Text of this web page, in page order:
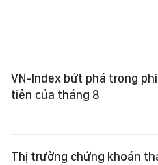
VN-Index bứt phá trong
tiên của tháng 8
Thị trường chứng khoán